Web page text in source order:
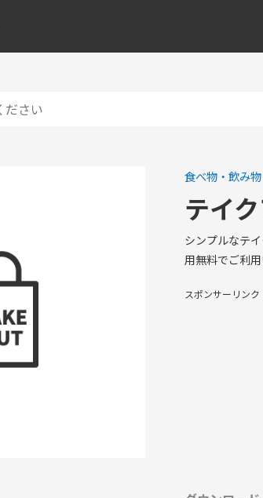
食べ物・飲み物
テイ
シンプルなテ
用無料でご利用
スポンサーリンク